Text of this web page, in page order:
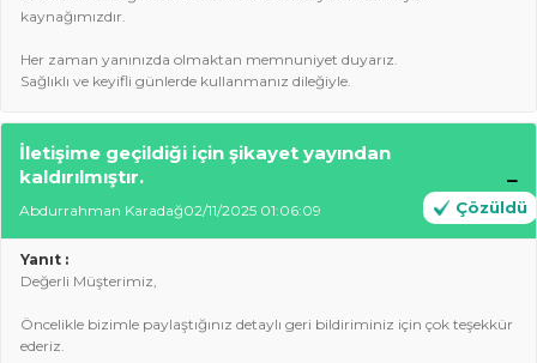
kaynağımızdır.
Her zaman yanınızda olmaktan memnuniyet duyarız.
Sağlıklı ve keyifli günlerde kullanmanız dileğiyle.
İletişime geçildiği için şikayet yayından
kaldırılmıştır.
Çözüldü
Abdurrahman Karadağ02/11/2025 01:06:09
Yanıt :
Değerli Müşterimiz,
Öncelikle bizimle paylaştığınız detaylı geri bildiriminiz için çok teşekkür
ederiz.